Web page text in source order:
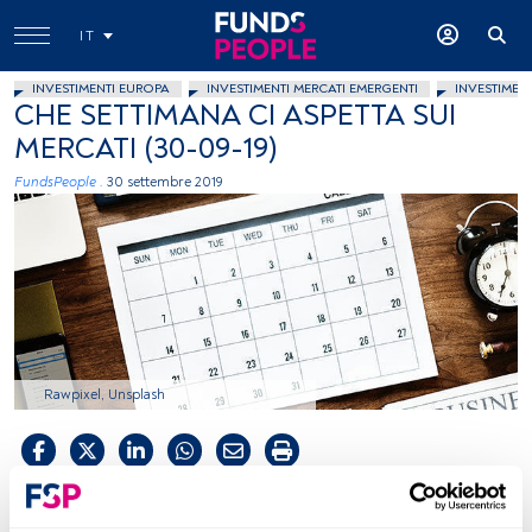
IT
INVESTIMENTI EUROPA INVESTIMENTI MERCATI EMERGENTI
CHE SETTIMANA CI ASPETTA SUI
MERCATI (30-09-19)
FundsPeople . 30 settembre 2019
Rawpixel, Unsplash
Tempo di lettura: